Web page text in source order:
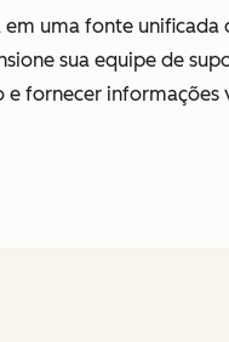
uma fonte
sua equipe de
fornecer informações